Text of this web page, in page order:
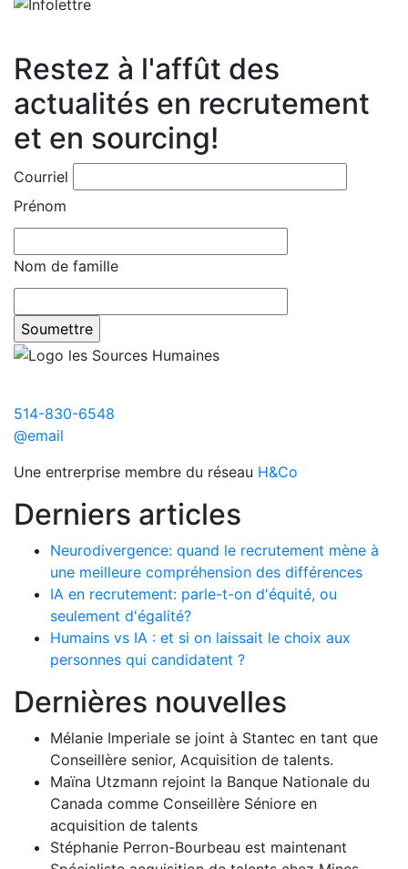
Restez à l'affût des
actualités en recrutement
et en sourcing!
Courriel
Prénom
Nom de famille
514-830-6548
@email
Une entrerprise membre du réseau H&Co
Derniers articles
Neurodivergence: quand le recrutement mène à
une meilleure compréhension des différences
IA en recrutement: parle-t-on d'équité, ou
seulement d'égalité?
Humains vs IA : et si on laissait le choix aux
personnes qui candidatent ?
Dernières nouvelles
Mélanie Imperiale se joint à Stantec en tant que
Conseillère senior, Acquisition de talents.
Maïna Utzmann rejoint la Banque Nationale du
Canada comme Conseillère Séniore en
acquisition de talents
Stéphanie Perron-Bourbeau est maintenant